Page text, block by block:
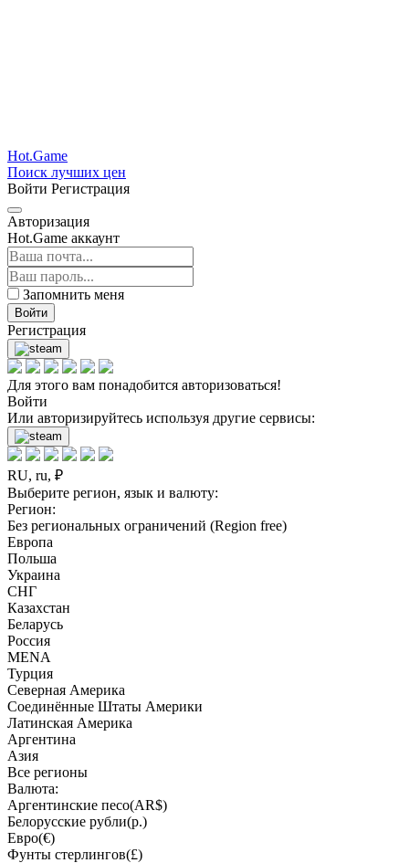
Hot.Game
Поиск лучших цен
Войти Регистрация
Авторизация
Hot.Game аккаунт
Запомнить меня
Войти
Регистрация
Для этого вам понадобится авторизоваться!
Войти
Или авторизируйтесь используя другие сервисы:
RU, ru, ₽
Выберите регион, язык и валюту:
Регион:
Без региональных ограничений (Region free)
Европа
Польша
Украина
СНГ
Казахстан
Беларусь
Россия
MENA
Турция
Северная Америка
Соединённые Штаты Америки
Латинская Америка
Аргентина
Азия
Все регионы
Валюта:
Аргентинские песо(AR$)
Белорусские рубли(р.)
Евро(€)
Фунты стерлингов(£)